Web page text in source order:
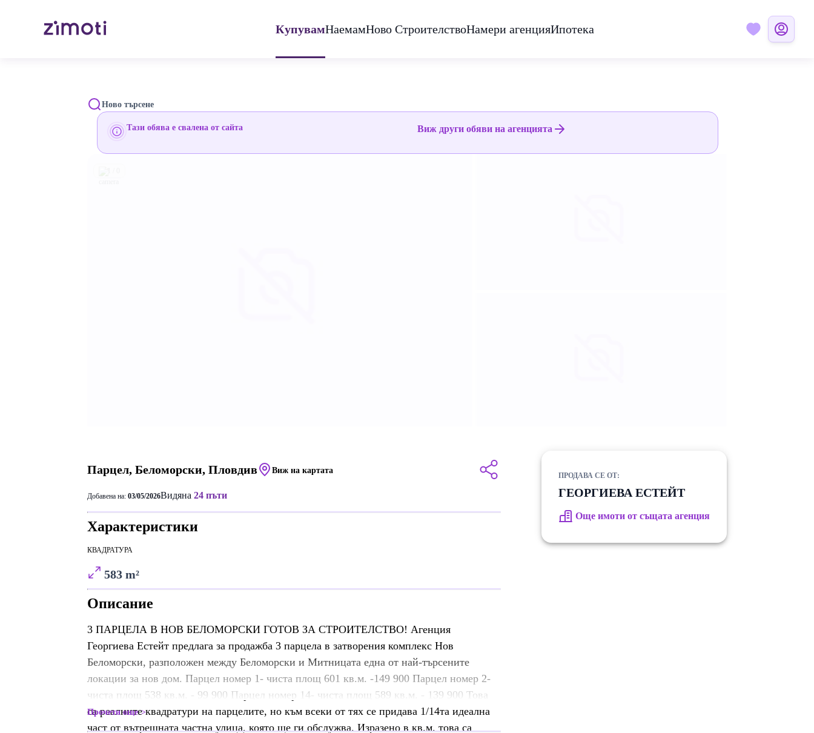
КупувамНаемамНово СтроителствоНамери агенцияИпотека
Ново търсене
Тази обява е свалена от сайта Виж други обяви на агенцията
Парцел, Беломорски, Пловдив Виж на картата
Добавена на: 03/05/2026Видяна 24 пъти
Характеристики
КВАДРАТУРА
583 m²
Описание
3 ПАРЦЕЛА В НОВ БЕЛОМОРСКИ ГОТОВ ЗА СТРОИТЕЛСТВО! Агенция
Георгиева Естейт предлага за продажба 3 парцела в затворения комплекс Нов
Беломорски, разположен между Беломорски и Митницата една от най-търсените
локации за нов дом. Парцел номер 1- чиста площ 601 кв.м. -149 900 Парцел номер 2-
чиста площ 538 кв.м. - 99 900 Парцел номер 14- чиста площ 589 кв.м. - 139 900 Това
са реалните квадратури на парцелите, но към всеки от тях се придава 1/14та идеална
част от вътрешната частна улица, която ще ги обслужва. Изразено в кв.м. това са
Прочети още
ПРОДАВА СЕ ОТ:
ГЕОРГИЕВА ЕСТЕЙТ
Още имоти от същата агенция